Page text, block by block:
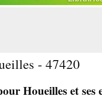
- 47420
Houeilles et ses